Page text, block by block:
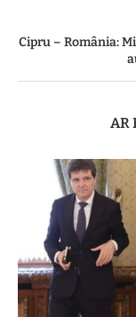
Cipru – România:
AR